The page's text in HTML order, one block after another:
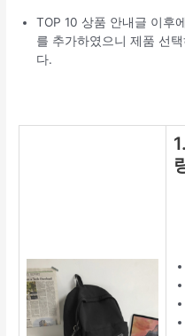
TOP 10 상품 안내글 이후
를 추가하였으니 제품 선
다.